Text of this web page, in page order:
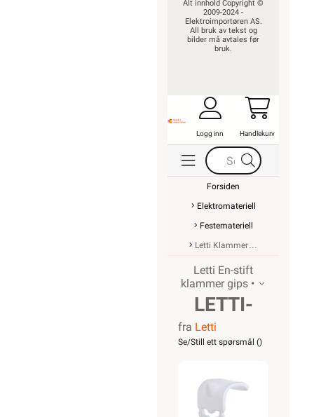
Alt innhold Copyright ©
2009-2024 -
Elektroimportøren AS.
All bruk av tekst og
bilder må avtales før
bruk.
Logg inn Handlekurv
Forsiden
Elektromateriell
Festemateriell
Letti Klammer
Letti En-stift
klammer gips •
LETTI-
KLAMMER
PH
fra Letti
Se/Still ett spørsmål ()